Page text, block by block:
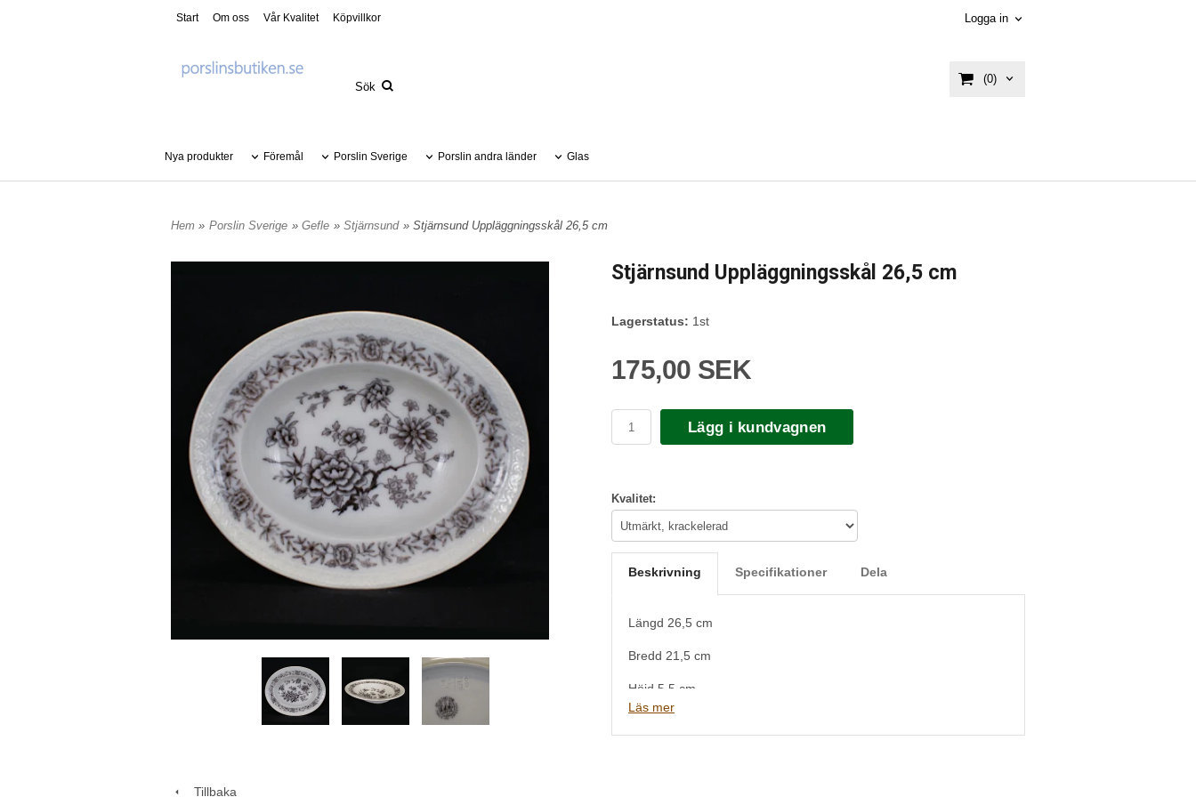
Start Om oss Vår Kvalitet Köpvillkor Logga in
(0)
Nya produkter Föremål Porslin Sverige Porslin andra länder Glas
Hem » Porslin Sverige » Gefle » Stjärnsund » Stjärnsund Uppläggningsskål 26,5 cm
Stjärnsund Uppläggningsskål 26,5 cm
Lagerstatus: 1st
175,00 SEK
Lägg i kundvagnen
Kvalitet:
Beskrivning Specifikationer Dela
Längd 26,5 cm
Bredd 21,5 cm
Höjd 5,5 cm
Läs mer
Tillbaka